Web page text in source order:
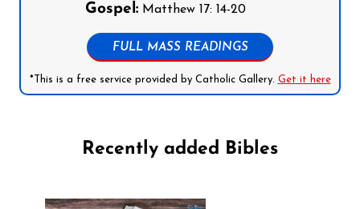
Gospel:Matthew 17: 14-20
FULL MASS READINGS
*This is a free service provided by Catholic Gallery. Get it here
Recently added Bibles